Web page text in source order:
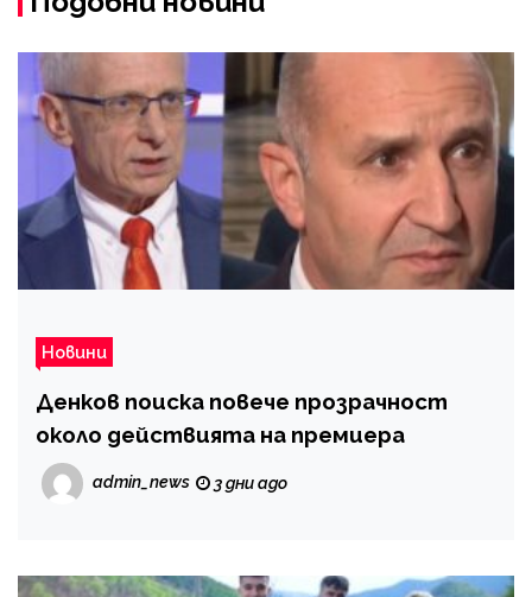
Новини
Денков поиска повече прозрачност
около действията на премиера
admin_news 3 дни ago